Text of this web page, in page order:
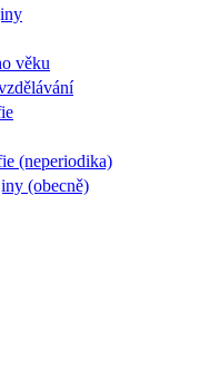
věku
(neperiodika)
(obecně)